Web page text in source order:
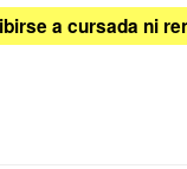
a cursada ni